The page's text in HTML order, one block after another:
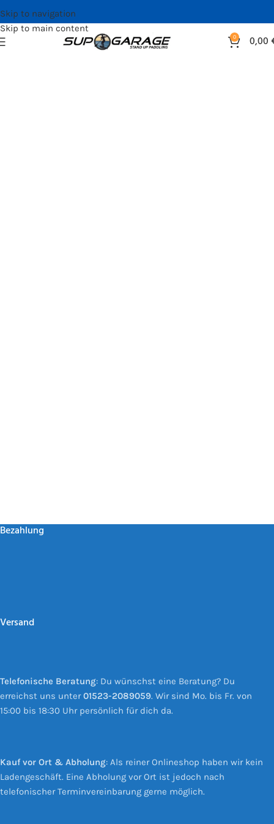
Skip to navigation
Skip to main content
0 0,00
Bezahlung
Versand
Telefonische Beratung: Du wünschst eine Beratung? Du
erreichst uns unter01523-2089059. Wir sind Mo. bis Fr. von
15:00 bis 18:30 Uhr persönlich für dich da.
Kauf vor Ort & Abholung: Als reiner Onlineshop haben wir kein
Ladengeschäft. Eine Abholung vor Ort ist jedoch nach
telefonischer Terminvereinbarung gerne möglich.